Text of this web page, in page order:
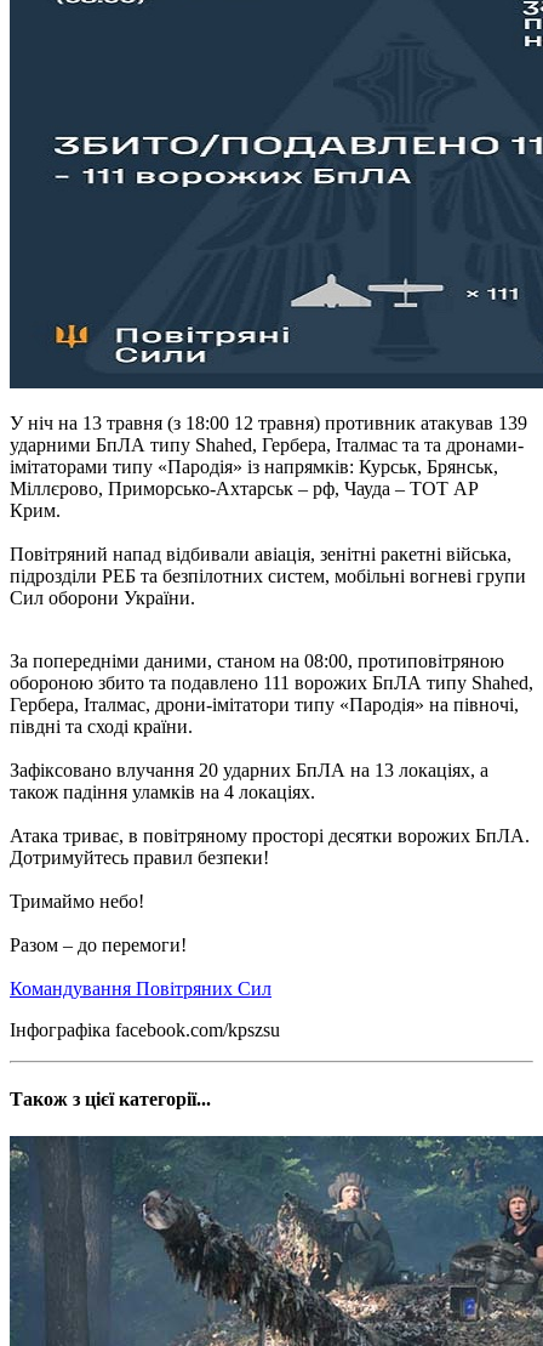
У ніч на 13 травня (з 18:00 12 травня) противник атакував 139
ударними БпЛА типу Shahed, Гербера, Італмас та та дронами-
імітаторами типу «Пародія» із напрямків: Курськ, Брянськ,
Міллєрово, Приморсько-Ахтарськ – рф, Чауда – ТОТ АР
Крим.
Повітряний напад відбивали авіація, зенітні ракетні війська,
підрозділи РЕБ та безпілотних систем, мобільні вогневі групи
Сил оборони України.
За попередніми даними, станом на 08:00, протиповітряною
обороною збито та подавлено 111 ворожих БпЛА типу Shahed,
Гербера, Італмас, дрони-імітатори типу «Пародія» на півночі,
півдні та сході країни.
Зафіксовано влучання 20 ударних БпЛА на 13 локаціях, а
також падіння уламків на 4 локаціях.
Атака триває, в повітряному просторі десятки ворожих БпЛА.
Дотримуйтесь правил безпеки!
Тримаймо небо!
Разом – до перемоги!
Командування Повітряних Сил
Інфографіка facebook.com/kpszsu
Також з цієї категорії...